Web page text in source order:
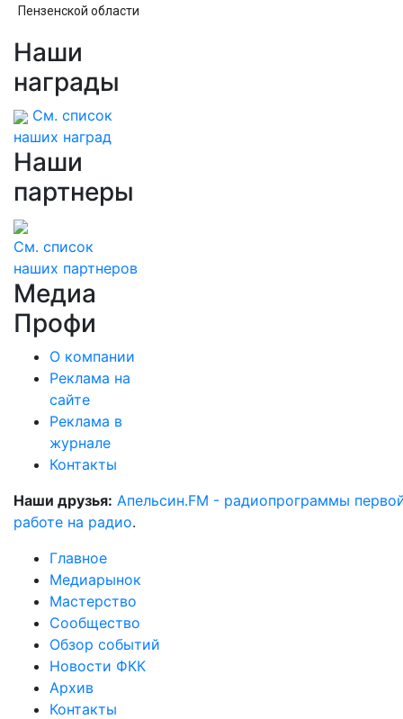
Пензенской области
Наши
награды
См. список
наших наград
Наши
партнеры
См. список
наших партнеров
Медиа
Профи
О компании
Реклама на
сайте
Реклама в
журнале
Контакты
Наши друзья: Апельсин.FM - радиопрограммы
работе на радио.
Главное
Медиарынок
Мастерство
Сообщество
Обзор событий
Новости ФКК
Архив
Контакты